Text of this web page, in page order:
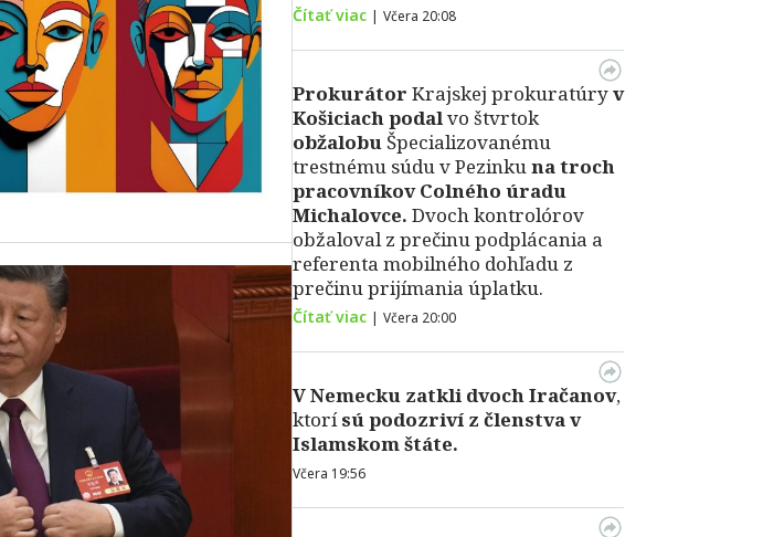
Čítať viac | Včera 20:08
Prokurátor Krajskej prokuratúryv
Košiciach podalvo štvrtok
obžalobu Špecializovanému
trestnému súdu v Pezinkuna troch
pracovníkov Colného úradu
Michalovce. Dvoch kontrolórov
obžaloval z prečinu podplácania a
referenta mobilného dohľadu z
prečinu prijímania úplatku.
Čítať viac | Včera 20:00
V Nemecku zatkli dvoch Iračanov,
ktorísú podozriví z členstva v
Islamskom štáte.
Včera 19:56